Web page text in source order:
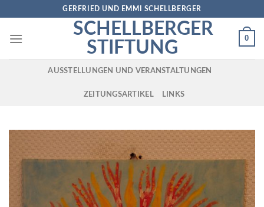
content
GERFRIED UND EMMI SCHELLBERGER
SCHELLBERGER
STIFTUNG
0
AUSSTELLUNGEN UND VERANSTALTUNGEN
ZEITUNGSARTIKEL LINKS